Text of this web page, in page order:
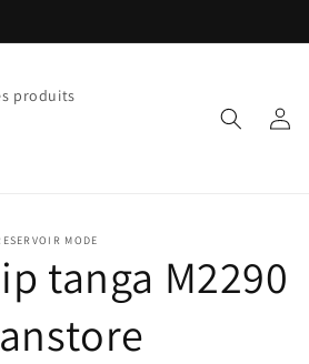
produits
Connexion
MODE
tanga M2290